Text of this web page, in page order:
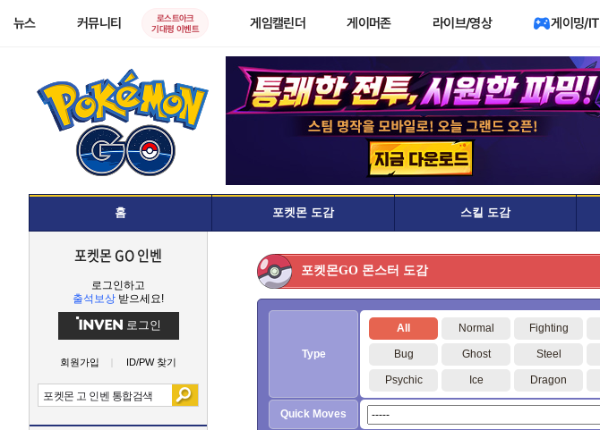
뉴스 커뮤니티
로스트아크
기대평 이벤트
게임캘린더 게이머존 라이브/영상 게이밍/IT
홈 포켓몬 도감 스킬 도감
포켓몬 GO 인벤
로그인하고
출석보상 받으세요!
로그인
회원가입 ID/PW 찾기
포켓몬GO 몬스터 도감
Type
All Normal Fighting
Bug Ghost Steel
Psychic Ice Dragon
Quick Moves